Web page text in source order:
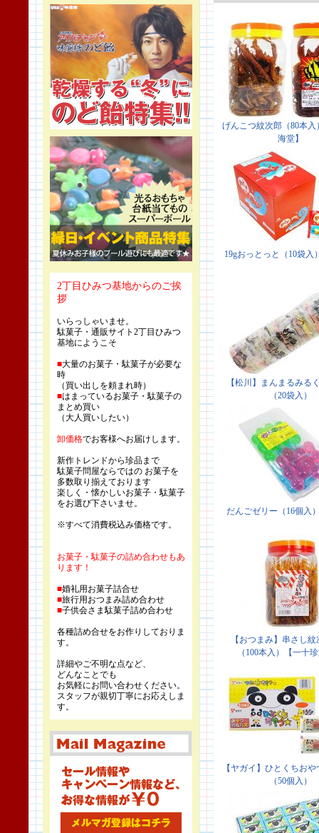
2丁目ひみつ基地からのご挨
拶
いらっしゃいませ。
駄菓子・通販サイト2丁目ひみつ
基地にようこそ
■大量のお菓子・駄菓子が必要な
時
（買い出しを頼まれ時）
■はまっているお菓子・駄菓子の
まとめ買い
（大人買いしたい）
卸価格でお客様へお届けします。
新作トレンドから珍品まで
駄菓子問屋ならではの お菓子を
多数取り揃えております
楽しく・懐かしいお菓子・駄菓子
をお選び下さいませ。
※すべて消費税込み価格です。
お菓子・駄菓子の詰め合わせもあ
ります！
■婚礼用お菓子詰合せ
■旅行用おつまみ詰め合わせ
■子供会さま駄菓子詰め合わせ
各種詰め合せをお作りしておりま
す。
詳細やご不明な点など、
どんなことでも
お気軽にお問い合わせください。
スタッフが親切丁寧にお応えしま
す。